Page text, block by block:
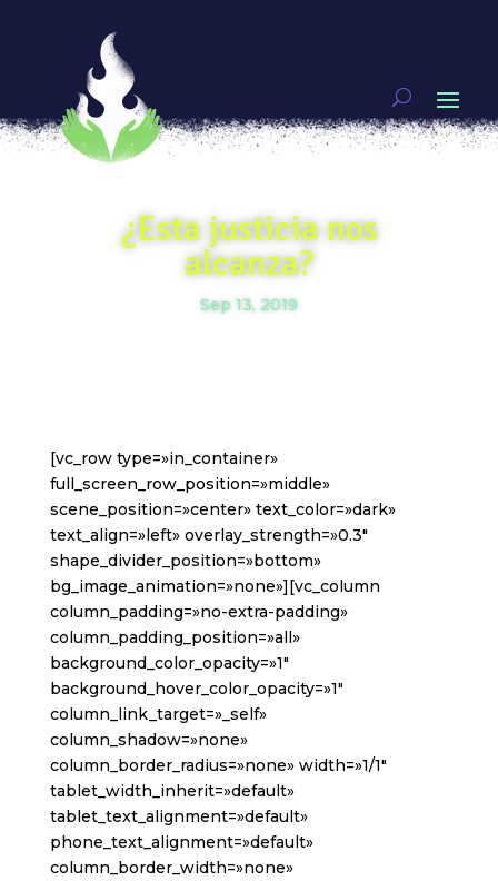
¿Esta justicia nos
alcanza?
Sep 13, 2019
[vc_row type=»in_container»
full_screen_row_position=»middle»
scene_position=»center» text_color=»dark»
text_align=»left» overlay_strength=»0.3″
shape_divider_position=»bottom»
bg_image_animation=»none»][vc_column
column_padding=»no-extra-padding»
column_padding_position=»all»
background_color_opacity=»1″
background_hover_color_opacity=»1″
column_link_target=»_self»
column_shadow=»none»
column_border_radius=»none» width=»1/1″
tablet_width_inherit=»default»
tablet_text_alignment=»default»
phone_text_alignment=»default»
column_border_width=»none»